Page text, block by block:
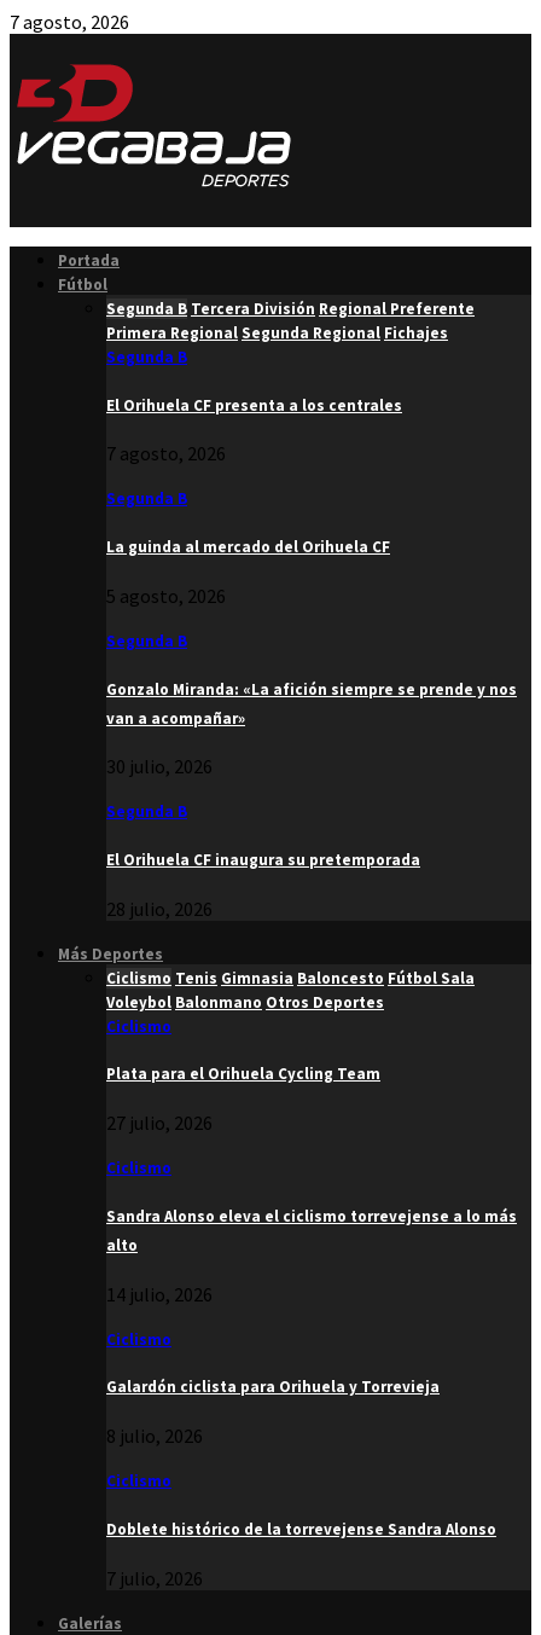
7 agosto, 2026
Portada
Fútbol
Segunda B Tercera División Regional Preferente
Primera RegionalSegunda Regional Fichajes
Segunda B
El Orihuela CF presenta a los centrales
7 agosto, 2026
Segunda B
La guinda al mercado del Orihuela CF
5 agosto, 2026
Segunda B
Gonzalo Miranda: «La afición siempre se prende y nos
van a acompañar»
30 julio, 2026
Segunda B
El Orihuela CF inaugura su pretemporada
28 julio, 2026
Más Deportes
Ciclismo Tenis Gimnasia Baloncesto Fútbol Sala
Voleybol Balonmano Otros Deportes
Ciclismo
Plata para el Orihuela Cycling Team
27 julio, 2026
Ciclismo
Sandra Alonso eleva el ciclismo torrevejense a lo más
alto
14 julio, 2026
Ciclismo
Galardón ciclista para Orihuela y Torrevieja
8 julio, 2026
Ciclismo
Doblete histórico de la torrevejense Sandra Alonso
7 julio, 2026
Galerías